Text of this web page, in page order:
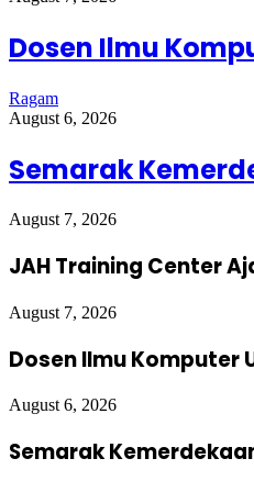
Dosen Ilmu
Ragam
August 6, 2026
Semarak
August 7, 2026
JAH Training Center
August 7, 2026
Dosen Ilmu Komputer
August 6, 2026
Semarak